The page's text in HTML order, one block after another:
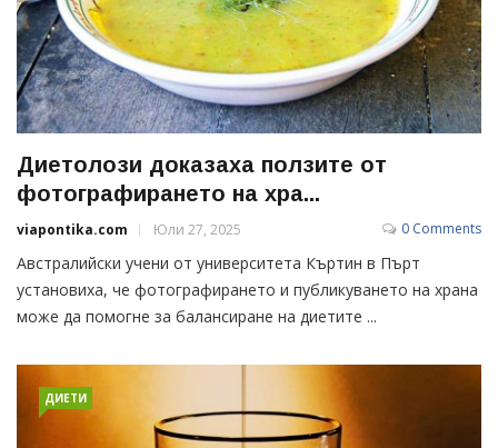
Диетолози доказаха ползите от
фотографирането на хра...
viapontika.com Юли 27, 2025 0 Comments
Австралийски учени от университета Къртин в Пърт
установиха, че фотографирането и публикуването на храна
може да помогне за балансиране на диетите ...
ДИЕТИ